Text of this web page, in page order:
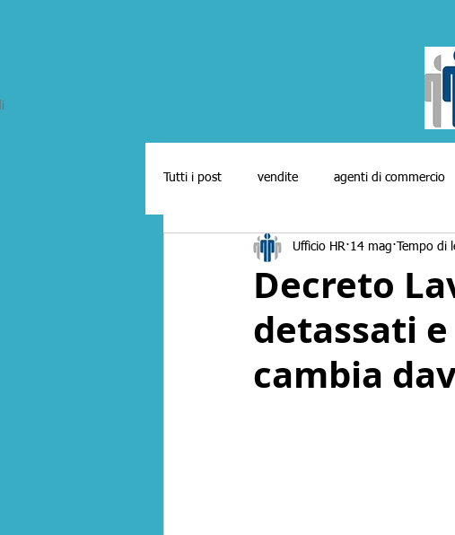
Tutti i post vendite agenti di commercio
marketing ricerca e selezione agenti
Agenti in attività finanziaria mercato del
Decreto
detassati
cambia
Ufficio HR 14 mag Tempo